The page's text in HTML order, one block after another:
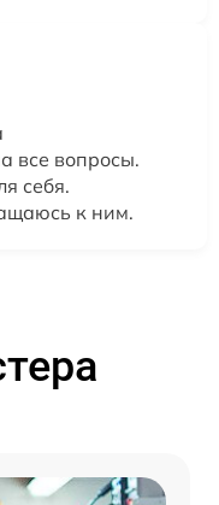
все вопросы.
себя.
к ним.